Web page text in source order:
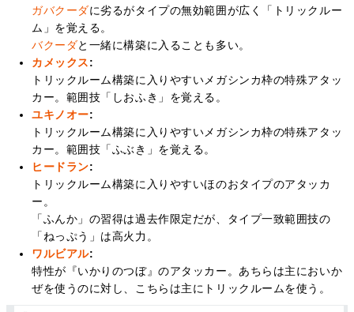
ガバクーダに劣るがタイプの無効範囲が広く「トリックルー
ム」を覚える。
バクーダと一緒に構築に入ることも多い。
カメックス:
トリックルーム構築に入りやすいメガシンカ枠の特殊アタッ
カー。範囲技「しおふき」を覚える。
ユキノオー:
トリックルーム構築に入りやすいメガシンカ枠の特殊アタッ
カー。範囲技「ふぶき」を覚える。
ヒードラン:
トリックルーム構築に入りやすいほのおタイプのアタッカ
ー。
「ふんか」の習得は過去作限定だが、タイプ一致範囲技の
「ねっぷう」は高火力。
ワルビアル:
特性が『いかりのつぼ』のアタッカー。あちらは主においか
ぜを使うのに対し、こちらは主にトリックルームを使う。